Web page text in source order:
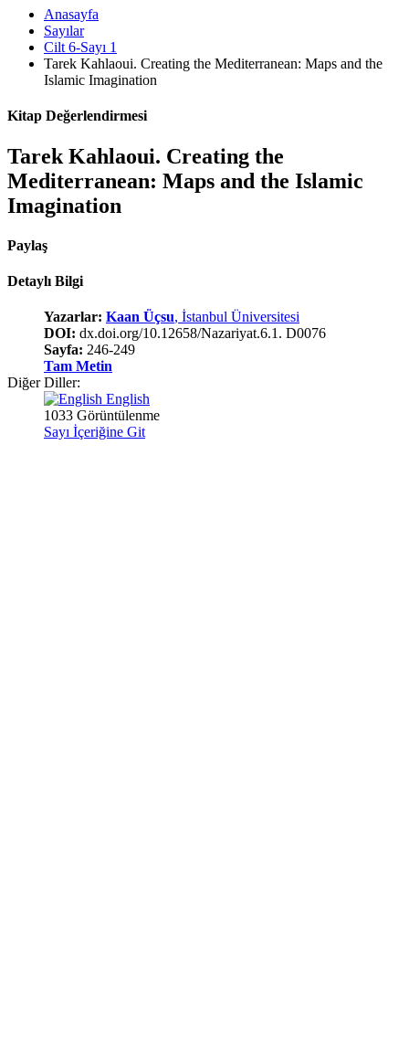
Anasayfa
Sayılar
Cilt 6-Sayı 1
Tarek Kahlaoui. Creating the Mediterranean: Maps and the
Islamic Imagination
Kitap Değerlendirmesi
Tarek Kahlaoui. Creating the
Mediterranean: Maps and the Islamic
Imagination
Paylaş
Detaylı Bilgi
Yazarlar: Kaan Üçsu, İstanbul Üniversitesi
DOI: dx.doi.org/10.12658/Nazariyat.6.1. D0076
Sayfa: 246-249
Tam Metin
Diğer Diller:
English
1033 Görüntülenme
Sayı İçeriğine Git